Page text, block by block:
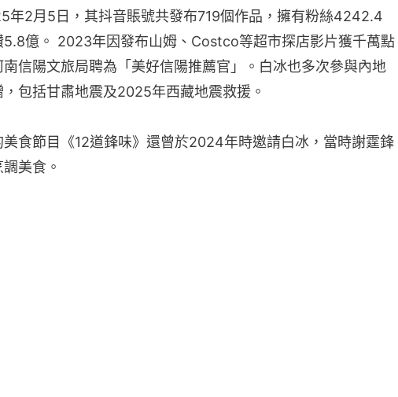
年2月5日，其抖音賬號共發布719個作品，擁有粉絲4242.4
5.8億。 2023年因發布山姆、Costco等超市探店影片獲千萬點
信陽文旅局聘為「美好信陽推薦官」。白冰也多次參與內地
包括甘肅地震及2025年西藏地震救援。
美食節目《12道鋒味》還曾於2024年時邀請白冰，當時謝霆鋒
美食。